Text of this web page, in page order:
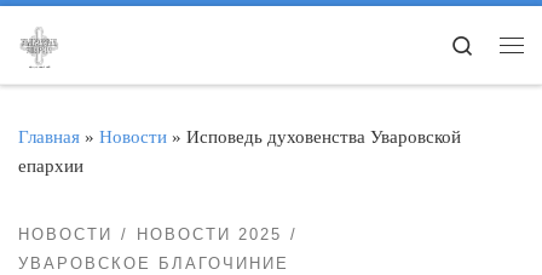
Перейти к содержимому
Search
Главная » Новости » Исповедь духовенства Уваровской
епархии
НОВОСТИ
НОВОСТИ 2025
УВАРОВСКОЕ БЛАГОЧИНИЕ